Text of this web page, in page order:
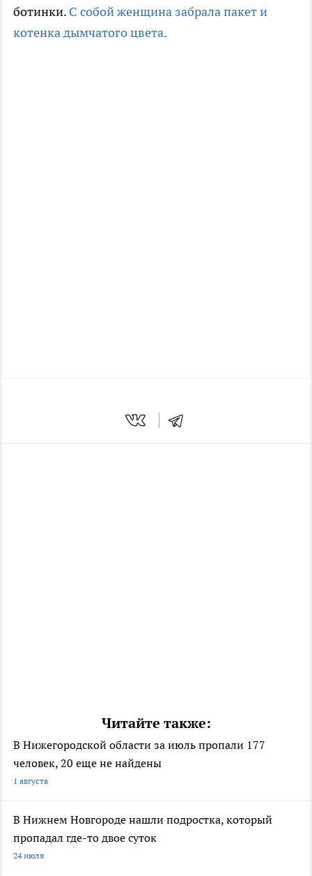
ботинки. С собой женщина забрала пакет и
котенка дымчатого цвета.
Читайте также:
В Нижегородской области за июль пропали 177
человек, 20 еще не найдены
1 августа
В Нижнем Новгороде нашли подростка, который
пропадал где-то двое суток
24 июля